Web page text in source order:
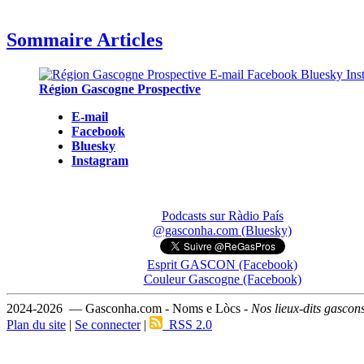
Sommaire Articles
Région Gascogne Prospective
E-mail
Facebook
Bluesky
Instagram
Podcasts sur Ràdio País
@gasconha.com (Bluesky)
Esprit GASCON (Facebook)
Couleur Gascogne (Facebook)
2024-2026 — Gasconha.com - Noms e Lòcs - Nos lieux-dits
Plan du site | Se connecter| RSS 2.0